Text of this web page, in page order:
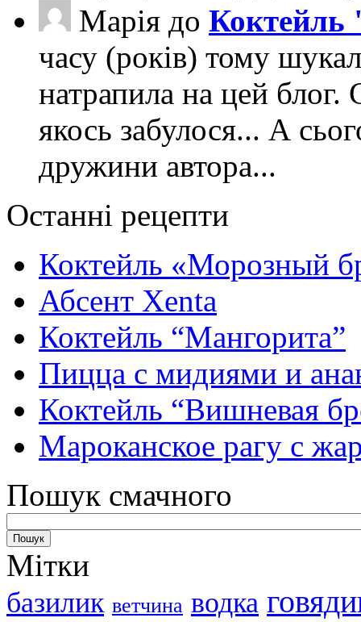
Марія до Коктейль
часу (років) тому
натрапила на цей блог.
якось забулося... А
дружини автора...
Останні рецепти
Коктейль «Морозный
Абсент Xenta
Коктейль “Мангорита”
Пицца с мидиями и
Коктейль “Вишневая
Мароканское рагу с
Пошук смачного
Мітки
базилик ветчина водка